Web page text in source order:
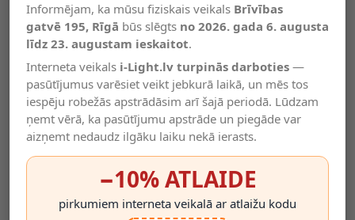
Salīdzināt
Vēlmju
saraksts
Valodas
Informējam, ka mūsu fiziskais veikals Brīvības
gatvē 195, Rīgā būs slēgts no 2026. gada 6. augusta
līdz 23. augustam ieskaitot.
Interneta veikals i-Light.lv turpinās darboties —
pasūtījumus varēsiet veikt jebkurā laikā, un mēs tos
iespēju robežās apstrādāsim arī šajā periodā. Lūdzam
ņemt vērā, ka pasūtījumu apstrāde un piegāde var
aizņemt nedaudz ilgāku laiku nekā ierasts.
−10% ATLAIDE
pirkumiem interneta veikalā ar atlaižu kodu